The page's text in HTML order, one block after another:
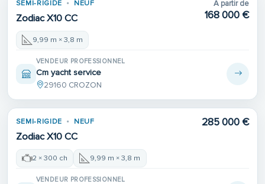
SEMI-RIGIDE NEUF
Zodiac X10 CC
A partir de
168 000 €
9,99 m × 3,8 m
VENDEUR PROFESSIONNEL
Cm yacht service
29160 CROZON
SEMI-RIGIDE NEUF
Zodiac X10 CC
285 000 €
2 × 300 ch 9,99 m × 3,8 m
VENDEUR PROFESSIONNEL